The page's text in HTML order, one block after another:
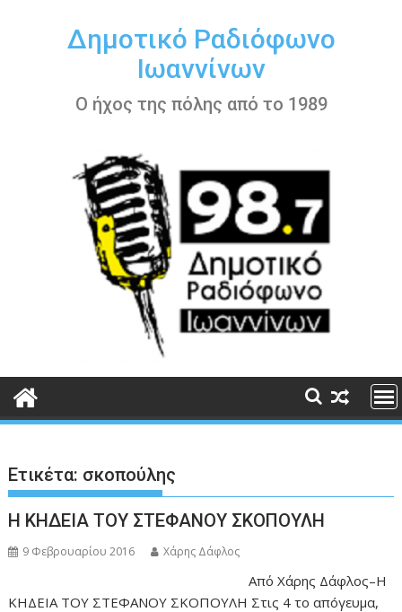
περιεχόμενοΔημοτικό Ραδιόφωνο
Ιωαννίνων
Ο ήχος της πόλης από το 1989
Ετικέτα: σκοπούλης
Η ΚΗΔΕΙΑ ΤΟΥ ΣΤΕΦΑΝΟΥ ΣΚΟΠΟΥΛΗ
9 Φεβρουαρίου 2016 Χάρης Δάφλος
Από Χάρης Δάφλος–Η
ΚΗΔΕΙΑ ΤΟΥ ΣΤΕΦΑΝΟΥ ΣΚΟΠΟΥΛΗ Στις 4 το απóγευμα,